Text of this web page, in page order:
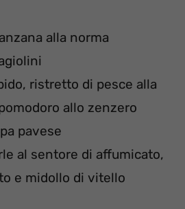
alla norma
ristretto di pesce alla
allo zenzero
pavese
al sentore di affumicato,
e midollo di vitello